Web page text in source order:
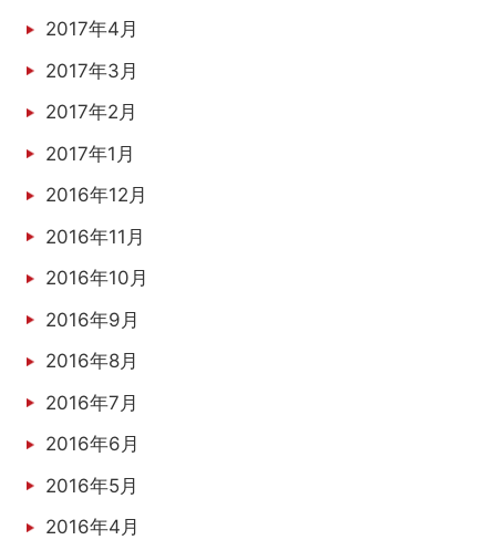
2017年4月
2017年3月
2017年2月
2017年1月
2016年12月
2016年11月
2016年10月
2016年9月
2016年8月
2016年7月
2016年6月
2016年5月
2016年4月